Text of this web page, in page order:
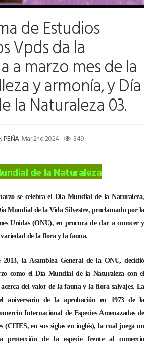
de Estudios
Vpds da la
a marzo mes de la
y armonía, y Día
la Naturaleza 03.
PEÑA Mar 2nd 2024 349
de la Naturaleza
se celebra el Día Mundial de la Naturaleza,
Mundial de la Vida Silvestre, proclamado por la
Unidas (ONU), en procura de dar a conocer y
de la flora y la fauna.
la Asamblea General de la ONU, decidió
como el Día Mundial de la Naturaleza con el
del valor de la fauna y la flora salvajes. La
aniversario de la aprobación en 1973 de la
Internacional de Especies Amenazadas de
(CITES, en sus siglas en inglés), la cual juega un
protección de la especie frente al comercio